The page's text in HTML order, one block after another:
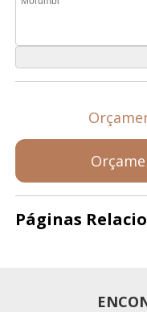
Páginas